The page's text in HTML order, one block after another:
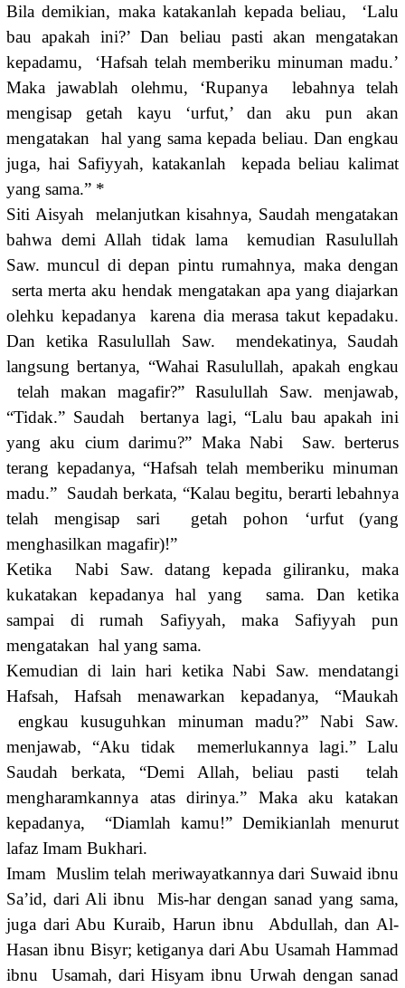
Bila demikian, maka katakanlah kepada beliau, ‘Lalu
bau apakah ini?’ Dan beliau pasti akan mengatakan
kepadamu, ‘Hafsah telah memberiku minuman madu.’
Maka jawablah olehmu, ‘Rupanya lebahnya telah
mengisap getah kayu ‘urfut,’ dan aku pun akan
mengatakan hal yang sama kepada beliau. Dan engkau
juga, hai Safiyyah, katakanlah kepada beliau kalimat
yang sama.” *
Siti Aisyah melanjutkan kisahnya, Saudah mengatakan
bahwa demi Allah tidak lama kemudian Rasulullah
Saw. muncul di depan pintu rumahnya, maka dengan
serta merta aku hendak mengatakan apa yang diajarkan
olehku kepadanya karena dia merasa takut kepadaku.
Dan ketika Rasulullah Saw. mendekatinya, Saudah
langsung bertanya, “Wahai Rasulullah, apakah engkau
telah makan magafir?” Rasulullah Saw. menjawab,
“Tidak.” Saudah bertanya lagi, “Lalu bau apakah ini
yang aku cium darimu?” Maka Nabi Saw. berterus
terang kepadanya, “Hafsah telah memberiku minuman
madu.” Saudah berkata, “Kalau begitu, berarti lebahnya
telah mengisap sari getah pohon ‘urfut (yang
menghasilkan magafir)!”
Ketika Nabi Saw. datang kepada giliranku, maka
kukatakan kepadanya hal yang sama. Dan ketika
sampai di rumah Safiyyah, maka Safiyyah pun
mengatakan hal yang sama.
Kemudian di lain hari ketika Nabi Saw. mendatangi
Hafsah, Hafsah menawarkan kepadanya, “Maukah
engkau kusuguhkan minuman madu?” Nabi Saw.
menjawab, “Aku tidak memerlukannya lagi.” Lalu
Saudah berkata, “Demi Allah, beliau pasti telah
mengharamkannya atas dirinya.” Maka aku katakan
kepadanya, “Diamlah kamu!” Demikianlah menurut
lafaz Imam Bukhari.
Imam Muslim telah meriwayatkannya dari Suwaid ibnu
Sa’id, dari Ali ibnu Mis-har dengan sanad yang sama,
juga dari Abu Kuraib, Harun ibnu Abdullah, dan Al-
Hasan ibnu Bisyr; ketiganya dari Abu Usamah Hammad
ibnu Usamah, dari Hisyam ibnu Urwah dengan sanad